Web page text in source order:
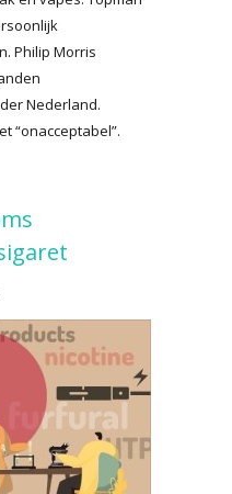
Philip Morris
Nederland.
“onacceptabel”.